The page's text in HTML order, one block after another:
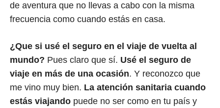
de aventura que no llevas a cabo con la misma
frecuencia como cuando estás en casa.
¿Que si usé el seguro en el viaje de vuelta al
mundo? Pues claro que sí. Usé el seguro de
viaje en más de una ocasión. Y reconozco que
me vino muy bien. La atención sanitaria cuando
estás viajando puede no ser como en tu país y